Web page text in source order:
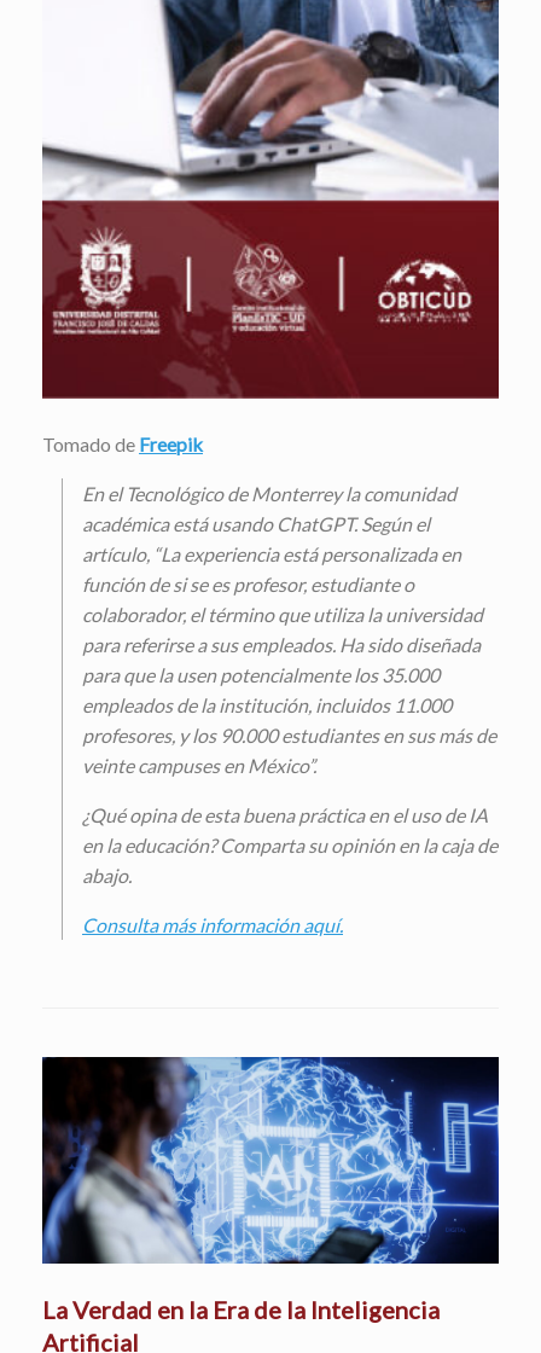
Tomado de Freepik
En el Tecnológico de Monterrey la comunidad
académica está usando ChatGPT. Según el
artículo, “La experiencia está personalizada en
función de si se es profesor, estudiante o
colaborador, el término que utiliza la universidad
para referirse a sus empleados. Ha sido diseñada
para que la usen potencialmente los 35.000
empleados de la institución, incluidos 11.000
profesores, y los 90.000 estudiantes en sus más de
veinte campuses en México”.
¿Qué opina de esta buena práctica en el uso de IA
en la educación? Comparta su opinión en la caja de
abajo.
Consulta más información aquí.
La Verdad en la Era de la Inteligencia
Artificial